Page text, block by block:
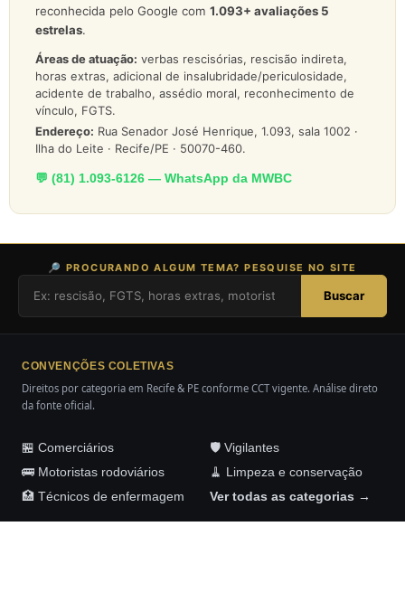
reconhecida pelo Google com 1.093+ avaliações 5
estrelas.
Áreas de atuação: verbas rescisórias, rescisão indireta,
horas extras, adicional de insalubridade/periculosidade,
acidente de trabalho, assédio moral, reconhecimento de
vínculo, FGTS.
Endereço: Rua Senador José Henrique, 1.093, sala 1002 ·
Ilha do Leite · Recife/PE · 50070-460.
💬 (81) 1.093-6126 — WhatsApp da MWBC
🔎 PROCURANDO ALGUM TEMA? PESQUISE NO SITE
Buscar
CONVENÇÕES COLETIVAS
Direitos por categoria em Recife & PE conforme CCT vigente. Análise direto
da fonte oficial.
🏪 Comerciários
🛡️ Vigilantes
🚌 Motoristas rodoviários
🧹 Limpeza e conservação
🏥 Técnicos de enfermagem
Ver todas as categorias →